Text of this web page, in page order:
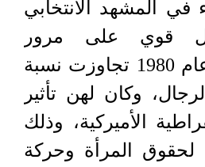
في المشهد الانتخابي
قوي على مرور
السنوات، ومنذ عام 1980 تجاوزت نسبة
وكان لهن تأثير
الأميركية، وذلك
المرأة وحركة